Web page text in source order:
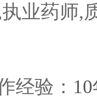
业药师,
经验：